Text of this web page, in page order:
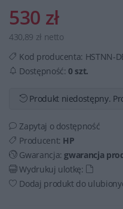
530 zł
430,89 zł netto
Kod producenta: HSTNN-
Dostępność:0 szt.
Produkt niedostępny.
Zapytaj o dostępność
Producent: HP
Gwarancja: gwarancja
Wydrukuj ulotkę:
Dodaj produkt do